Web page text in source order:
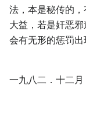
法，本是秘传的
大益，若是奸恶
会有无形的惩罚出
一九八二．十二